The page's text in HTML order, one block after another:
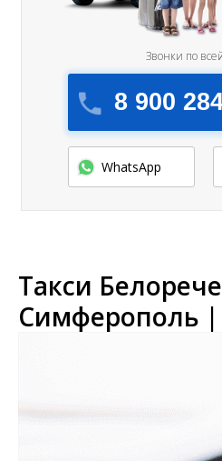
8 900
Звонки по
WhatsApp
Такси
Симферополь